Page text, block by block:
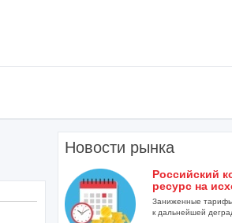
Новости рынка
Российский
ресурс на
Заниженные
к дальнейшей